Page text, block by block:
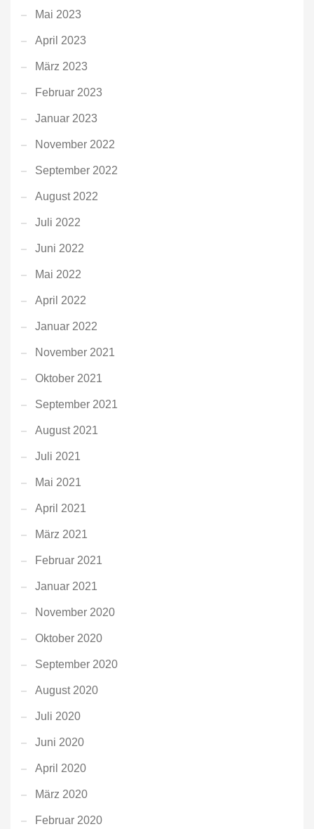
Mai 2023
April 2023
März 2023
Februar 2023
Januar 2023
November 2022
September 2022
August 2022
Juli 2022
Juni 2022
Mai 2022
April 2022
Januar 2022
November 2021
Oktober 2021
September 2021
August 2021
Juli 2021
Mai 2021
April 2021
März 2021
Februar 2021
Januar 2021
November 2020
Oktober 2020
September 2020
August 2020
Juli 2020
Juni 2020
April 2020
März 2020
Februar 2020